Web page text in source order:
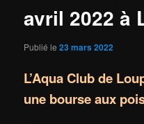
avril 2022 à
Publié le23 mars 2022
L’Aqua Club de
une bourse aux